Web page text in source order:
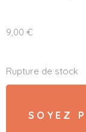
9,00 €
Rupture de stock
SOYEZ